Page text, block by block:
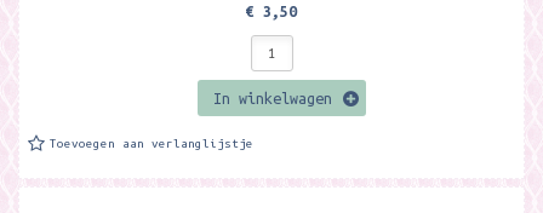
€ 3,50
In winkelwagen
Toevoegen aan verlanglijstje